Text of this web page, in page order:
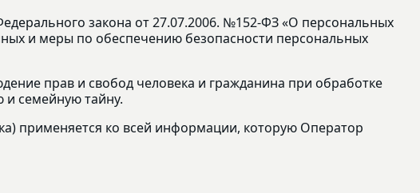
закона от 27.07.2006. №152-ФЗ «О персональных
и меры по обеспечению безопасности персональных
прав и свобод человека и гражданина при обработке
и семейную тайну.
применяется ко всей информации, которую Оператор